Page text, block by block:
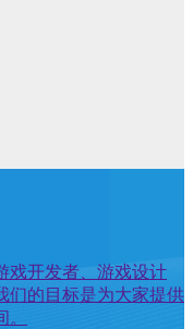
戏开发者、游戏设计
们的目标是为大家提供